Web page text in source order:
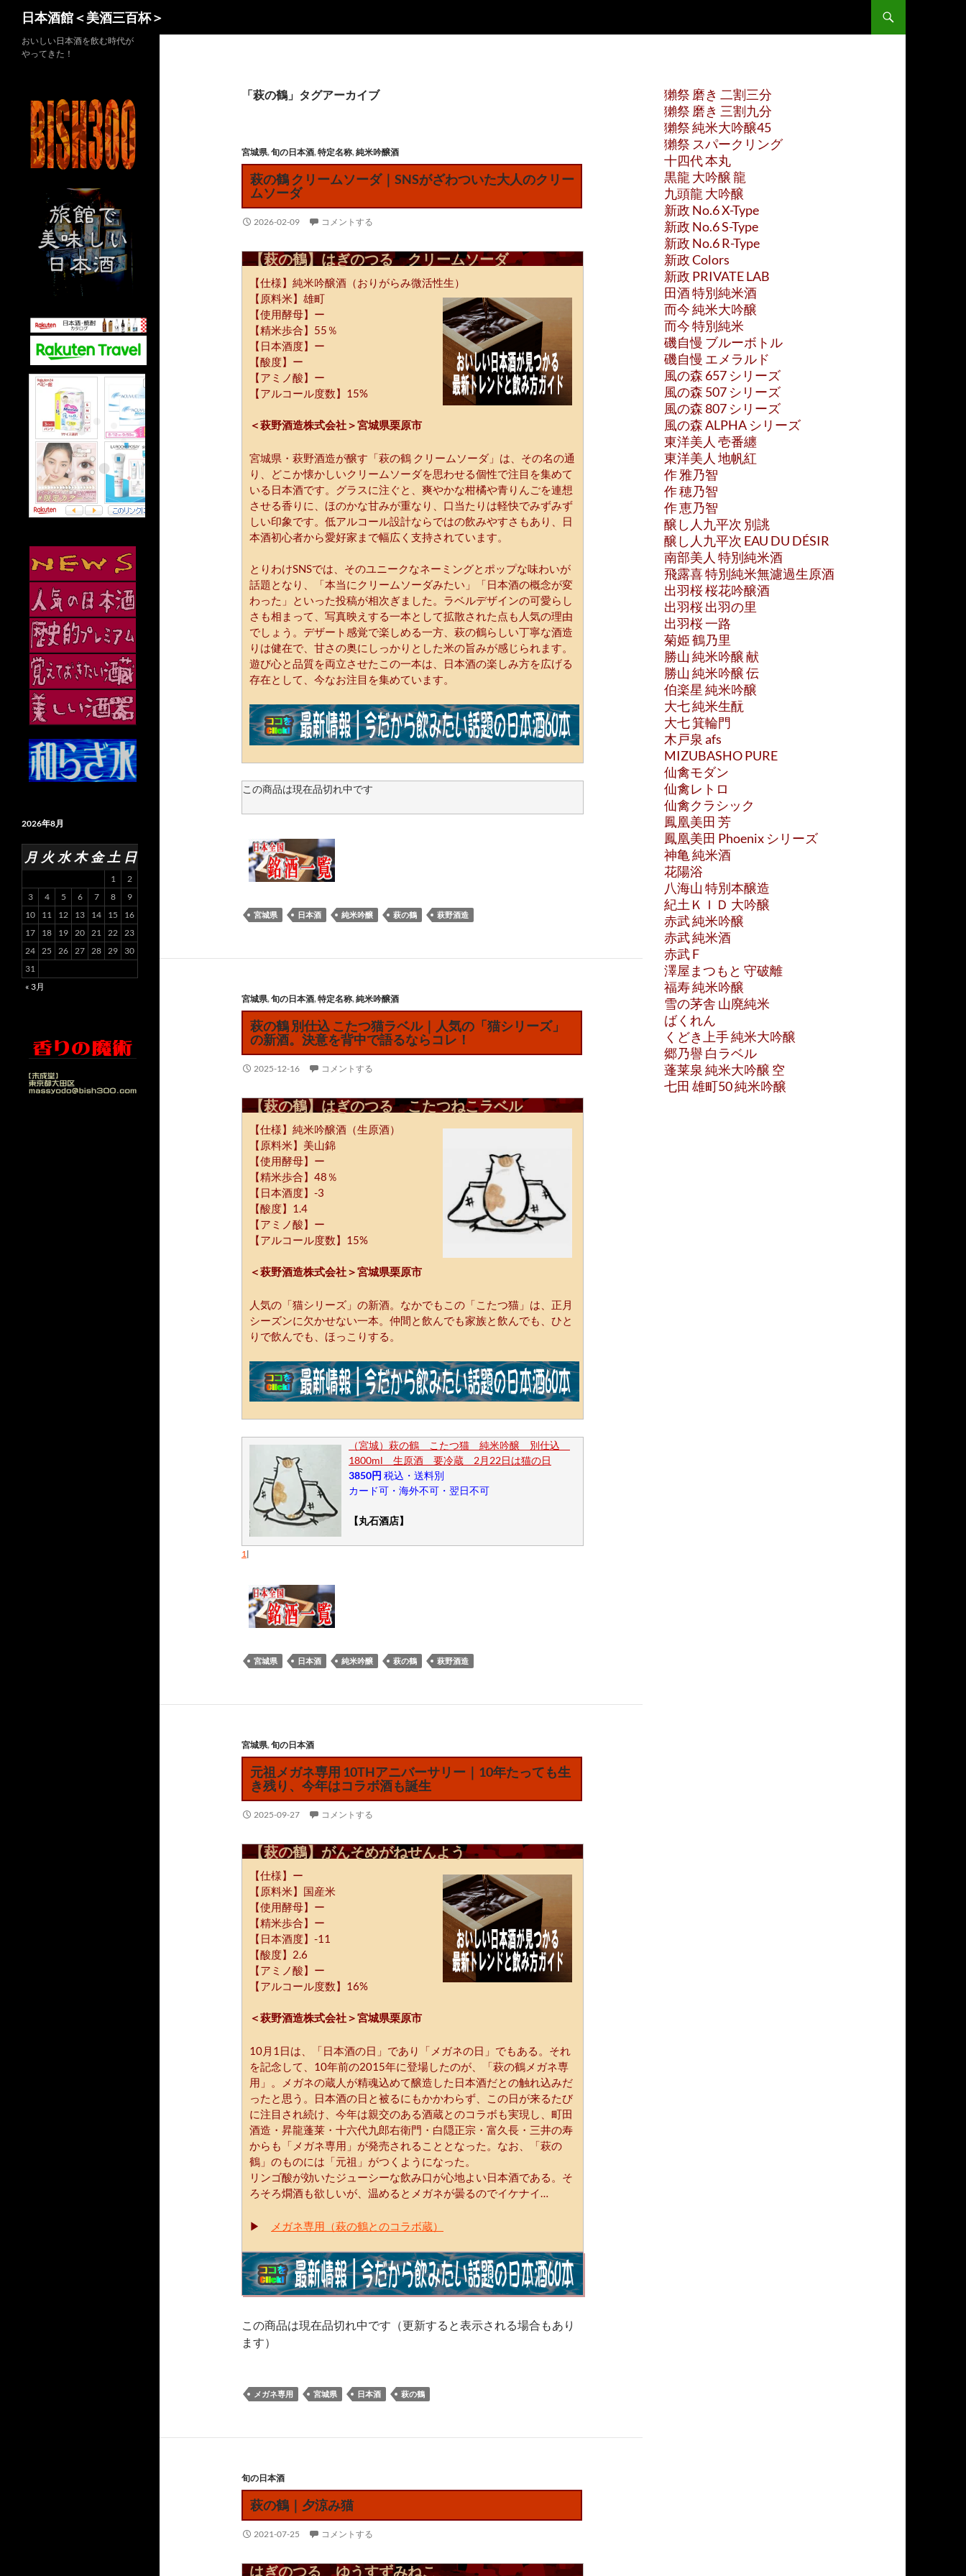
日本酒館＜美酒三百杯＞
「萩の鶴」タグアーカイブ
宮城県,旬の日本酒,特定名称,純米吟醸酒
萩の鶴 クリームソーダ｜SNSがざわついた大人のクリー
ムソーダ
2026-02-09 コメントする
【萩の鶴】はぎのつる クリームソーダ
【仕様】純米吟醸酒（おりがらみ微活性生）
【原料米】雄町
【使用酵母】ー
【精米歩合】55％
【日本酒度】ー
【酸度】ー
【アミノ酸】ー
【アルコール度数】15%
＜萩野酒造株式会社＞宮城県栗原市
宮城県・萩野酒造が醸す「萩の鶴 クリームソーダ」は、その名の通
り、どこか懐かしいクリームソーダを思わせる個性で注目を集めて
いる日本酒です。グラスに注ぐと、爽やかな柑橘や青りんごを連想
させる香りに、ほのかな甘みが重なり、口当たりは軽快でみずみず
しい印象です。低アルコール設計ならではの飲みやすさもあり、日
本酒初心者から愛好家まで幅広く支持されています。
とりわけSNSでは、そのユニークなネーミングとポップな味わいが
話題となり、「本当にクリームソーダみたい」「日本酒の概念が変
わった」といった投稿が相次ぎました。ラベルデザインの可愛らし
さも相まって、写真映えする一本として拡散された点も人気の理由
でしょう。デザート感覚で楽しめる一方、萩の鶴らしい丁寧な酒造
りは健在で、甘さの奥にしっかりとした米の旨みが感じられます。
遊び心と品質を両立させたこの一本は、日本酒の楽しみ方を広げる
存在として、今なお注目を集めています。
この商品は現在品切れ中です
宮城県 日本酒 純米吟醸 萩の鶴 萩野酒造
宮城県,旬の日本酒,特定名称,純米吟醸酒
萩の鶴 別仕込 こたつ猫ラベル｜人気の「猫シリーズ」
の新酒。決意を背中で語るならコレ！
2025-12-16 コメントする
【萩の鶴】はぎのつる こたつねこラベル
【仕様】純米吟醸酒（生原酒）
【原料米】美山錦
【使用酵母】ー
【精米歩合】48％
【日本酒度】-3
【酸度】1.4
【アミノ酸】ー
【アルコール度数】15%
＜萩野酒造株式会社＞宮城県栗原市
人気の「猫シリーズ」の新酒。なかでもこの「こたつ猫」は、正月
シーズンに欠かせない一本。仲間と飲んでも家族と飲んでも、ひと
りで飲んでも、ほっこりする。
（宮城）萩の鶴 こたつ猫 純米吟醸 別仕込
1800ml 生原酒 要冷蔵 2月22日は猫の日
3850円 税込・送料別
カード可・海外不可・翌日不可
【丸石酒店】
1|
宮城県 日本酒 純米吟醸 萩の鶴 萩野酒造
宮城県,旬の日本酒
元祖メガネ専用 10THアニバーサリー｜10年たっても生
き残り、今年はコラボ酒も誕生
2025-09-27 コメントする
【萩の鶴】がんそめがねせんよう
【仕様】ー
【原料米】国産米
【使用酵母】ー
【精米歩合】ー
【日本酒度】-11
【酸度】2.6
【アミノ酸】ー
【アルコール度数】16%
＜萩野酒造株式会社＞宮城県栗原市
10月1日は、「日本酒の日」であり「メガネの日」でもある。それ
を記念して、10年前の2015年に登場したのが、「萩の鶴メガネ専
用」。メガネの蔵人が精魂込めて醸造した日本酒だとの触れ込みだ
ったと思う。日本酒の日と被るにもかかわらず、この日が来るたび
に注目され続け、今年は親交のある酒蔵とのコラボも実現し、町田
酒造・昇龍蓬莱・十六代九郎右衛門・白隠正宗・富久長・三井の寿
からも「メガネ専用」が発売されることとなった。なお、「萩の
鶴」のものには「元祖」がつくようになった。
リンゴ酸が効いたジューシーな飲み口が心地よい日本酒である。そ
ろそろ燗酒も欲しいが、温めるとメガネが曇るのでイケナイ…
▶ メガネ専用（萩の鶴とのコラボ蔵）
この商品は現在品切れ中です（更新すると表示される場合もあり
ます）
メガネ専用 宮城県 日本酒 萩の鶴
旬の日本酒
萩の鶴｜夕涼み猫
2021-07-25 コメントする
はぎのつる ゆうすずみねこ
獺祭 磨き 二割三分
獺祭 磨き 三割九分
獺祭 純米大吟醸45
獺祭 スパークリング
十四代 本丸
黒龍 大吟醸 龍
九頭龍 大吟醸
新政 No.6 X-Type
新政 No.6 S-Type
新政 No.6 R-Type
新政 Colors
新政 PRIVATE LAB
田酒 特別純米酒
而今 純米大吟醸
而今 特別純米
磯自慢 ブルーボトル
磯自慢 エメラルド
風の森 657 シリーズ
風の森 507 シリーズ
風の森 807 シリーズ
風の森 ALPHA シリーズ
東洋美人 壱番纏
東洋美人 地帆紅
作 雅乃智
作 穂乃智
作 恵乃智
醸し人九平次 別誂
醸し人九平次 EAU DU DÉSIR
南部美人 特別純米酒
飛露喜 特別純米無濾過生原酒
出羽桜 桜花吟醸酒
出羽桜 出羽の里
出羽桜 一路
菊姫 鶴乃里
勝山 純米吟醸 献
勝山 純米吟醸 伝
伯楽星 純米吟醸
大七 純米生酛
大七 箕輪門
木戸泉 afs
MIZUBASHO PURE
仙禽モダン
仙禽レトロ
仙禽クラシック
鳳凰美田 芳
鳳凰美田 Phoenix シリーズ
神亀 純米酒
花陽浴
八海山 特別本醸造
紀土ＫＩＤ 大吟醸
赤武 純米吟醸
赤武 純米酒
赤武 F
澤屋まつもと 守破離
福寿 純米吟醸
雪の茅舎 山廃純米
ばくれん
くどき上手 純米大吟醸
郷乃譽 白ラベル
蓬莱泉 純米大吟醸 空
七田 雄町50 純米吟醸
おいしい日本酒を飲む時代が
やってきた！
2026年8月
月 火 水 木 金 土 日
1
2
3
4 5 6 7 8
9
10
11 12 13 14 15
16
17
18 19 20 21 22 23
24 25 26 27 28 29
30
31
« 3月